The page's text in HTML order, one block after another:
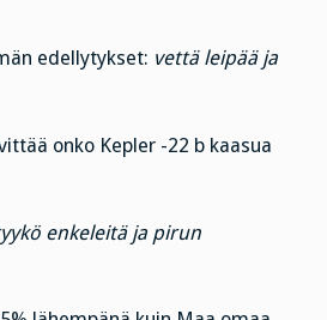
edellytykset: vettä leipää ja
onko Kepler -22 b kaasua
enkeleitä ja pirun